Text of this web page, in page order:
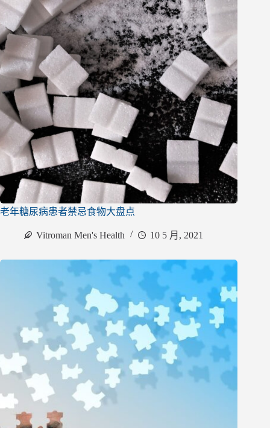
老年糖尿病患者禁忌食物大盘点
Vitroman Men's Health 10 5 月, 2021